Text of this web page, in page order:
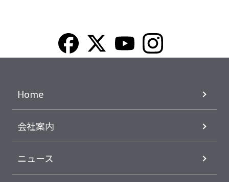
Home
会社案内
ニュース